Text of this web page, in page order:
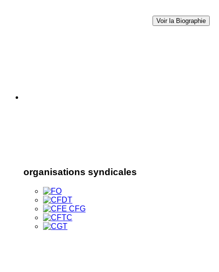
Voir la Biographie
organisations syndicales